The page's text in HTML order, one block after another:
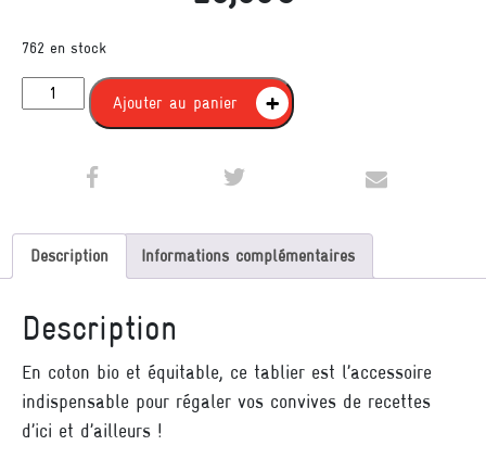
762 en stock
quantité de Tablier "Il n'y a pas d'étrangers sur cette terre"
Ajouter au panier
Description Informations complémentaires
Description
En coton bio et équitable, ce tablier est l’accessoire
indispensable pour régaler vos convives de recettes
d’ici et d’ailleurs !